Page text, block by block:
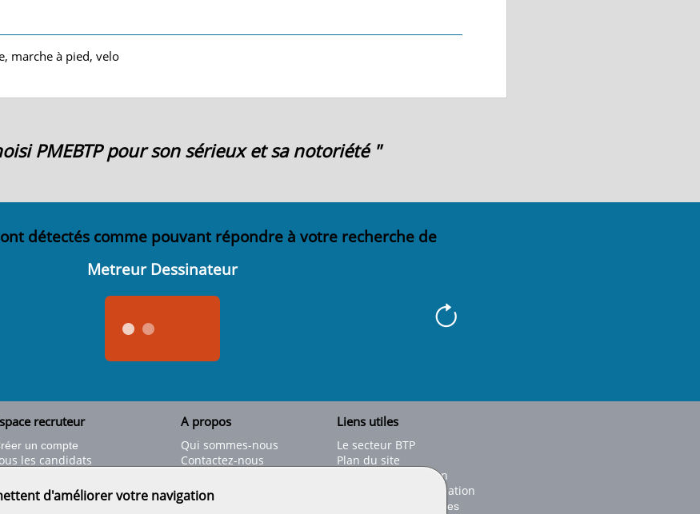
marche à pied, velo
PMEBTP pour son sérieux et sa notoriété "
détectés comme pouvant répondre à votre recherche de
Metreur Dessinateur
recruteur
un compte
les candidats
une offre de stage
tarifs
A propos
Qui sommes-nous
Contactez-nous
Informations légales
Conditions générales
Liens utiles
Le secteur BTP
Plan du site
Conseils d'utilisation
Conditions de publication
Paramètres des cookies
d'améliorer votre navigation